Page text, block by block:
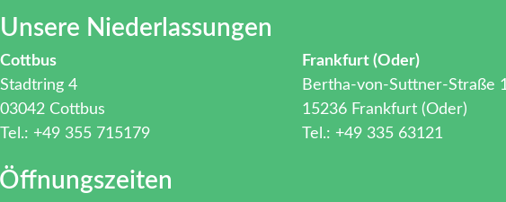
Unsere Niederlassungen
Cottbus
Stadtring 4
03042 Cottbus
Tel.: +49 355 715179
Frankfurt (Oder)
Bertha-von-Suttner-Straße
15236 Frankfurt (Oder)
Tel.: +49 335 63121
Öffnungszeiten